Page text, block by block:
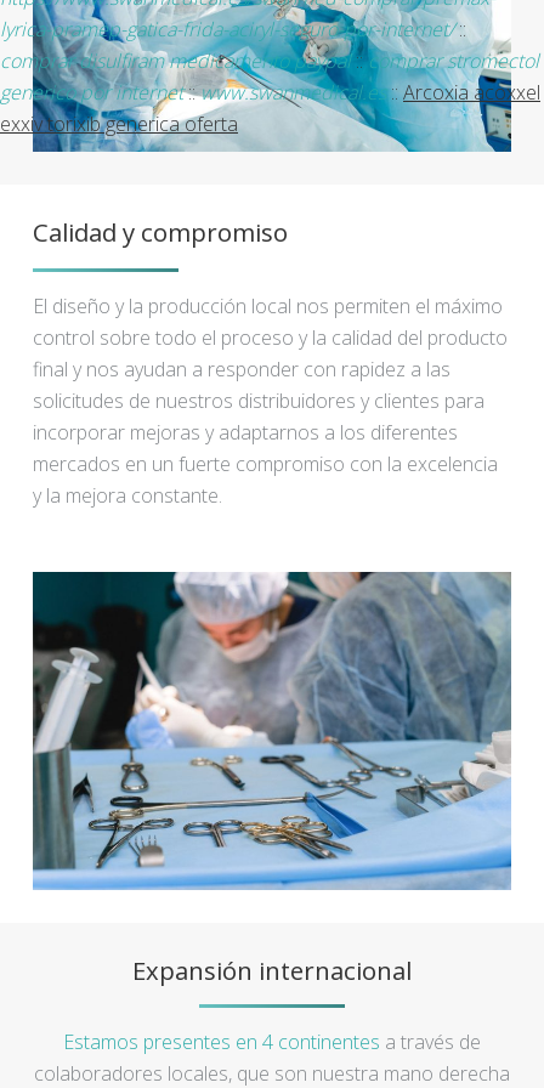
lyrica-pramep-gatica-frida-aciryl-seguro-por-internet/::
comprar disulfiram medicamento paypal::comprar stromectol
generico por internet::www.swanmedical.es::Arcoxia acoxxel
exxiv torixib generica oferta
Calidad y compromiso
El diseño y la producción local nos permiten el máximo
control sobre todo el proceso y la calidad del producto
final y nos ayudan a responder con rapidez a las
solicitudes de nuestros distribuidores y clientes para
incorporar mejoras y adaptarnos a los diferentes
mercados en un fuerte compromiso con la excelencia
y la mejora constante.
Expansión internacional
Estamos presentes en 4 continentes a través de
colaboradores locales, que son nuestra mano derecha